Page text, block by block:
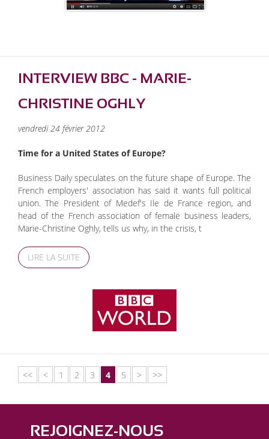
INTERVIEW BBC - MARIE-
CHRISTINE OGHLY
vendredi 24 février 2012
Time for a United States of Europe?
Business Daily speculates on the future shape of Europe. The
French employers' association has said it wants full political
union. The President of Medef's Ile de France region, and
head of the French association of female business leaders,
Marie-Christine Oghly, tells us why, in the crisis, t
LIRE LA SUITE
<< < 1 2 3 4 5 > >>
REJOIGNEZ-NOUS